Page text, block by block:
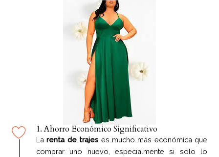
1. Ahorro Económico Significativo
Larenta de trajes es mucho más económica que
comprar uno nuevo, especialmente si solo lo